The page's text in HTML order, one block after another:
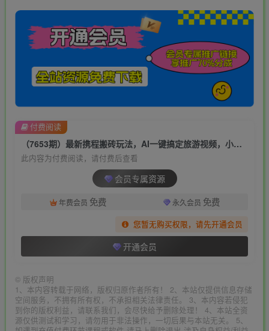
（7653期）最新携程搬砖玩法，AI一键搞定旅游视频，小白单号月入1500，可矩阵
此内容为付费阅读，请付费后查看
会员专属资源
年费会员 免费 永久会员 免费
您暂无购买权限，请先开通会员
开通会员
付费阅读
© 版权声明
1、本内容转载于网络，版权归原作者所有！ 2、本站仅提供信息存储
空间服务，不拥有所有权，不承担相关法律责任。 3、本内容若侵犯
到你的版权利益，请联系我们，会尽快给予删除处理！ 4、本站全资
源仅供测试和学习，请勿用于非法操作，一切后果与本站无关。 5、